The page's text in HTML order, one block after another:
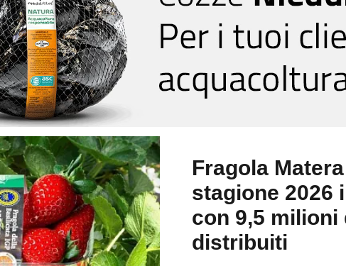
Fragola
stagione 2026
con 9,5 milioni
distribuiti